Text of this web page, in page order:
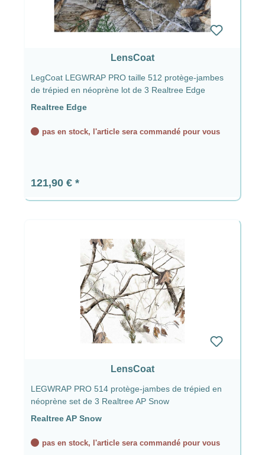
LensCoat
LegCoat LEGWRAP PRO taille 512 protège-jambes
de trépied en néoprène lot de 3 Realtree Edge
Realtree Edge
pas en stock, l'article sera commandé pour vous
Prix régulier :
121,90 €
LensCoat
LEGWRAP PRO 514 protège-jambes de trépied en
néoprène set de 3 Realtree AP Snow
Realtree AP Snow
pas en stock, l'article sera commandé pour vous